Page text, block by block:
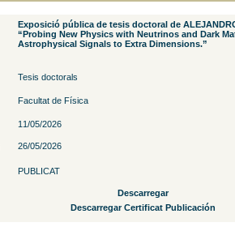
Exposició pública de tesis doctoral de
“Probing New Physics with Neutrinos and Dark
Astrophysical Signals to Extra Dimensions.”
Tesis doctorals
Facultat de Física
11/05/2026
26/05/2026
PUBLICAT
Descarregar
Descarregar Certificat Publicación